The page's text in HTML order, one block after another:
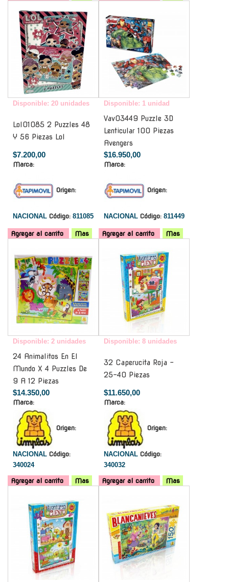
Disponible: 20 unidades
Lol01085 2 Puzzles 48
Y 56 Piezas Lol
$7.200,00
Marca:
Origen:
NACIONAL Código: 811085
Agregar al carrito Mas
Disponible: 1 unidad
Vav03449 Puzzle 3D
Lenticular 100 Piezas
Avengers
$16.950,00
Marca:
Origen:
NACIONAL Código: 811449
Agregar al carrito
Mas
Disponible: 2 unidades
24 Animalitos En El
Mundo X 4 Puzzles De
9 A 12 Piezas
$14.350,00
Marca:
Origen:
NACIONAL Código:
340024
Agregar al carrito Mas
Disponible: 8 unidades
32 Caperucita Roja -
25-40 Piezas
$11.650,00
Marca:
Origen:
NACIONAL Código:
340032
Agregar al carrito
Mas